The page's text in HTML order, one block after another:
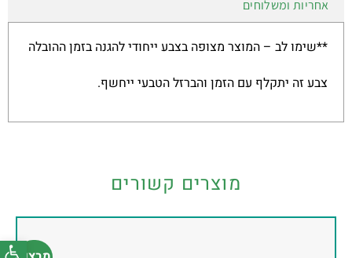
אחריות ומשלוחים
**שימו לב – המוצר מצופה בצבע ייחודי להגנה בזמן ההובלה
צבע זה יתקלף עם הזמן והברזל הטבעי ייחשף.
מוצרים קשורים
פתח